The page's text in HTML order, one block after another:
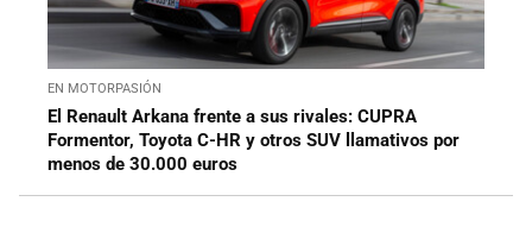
EN MOTORPASIÓN
El Renault Arkana frente a sus rivales: CUPRA
Formentor, Toyota C-HR y otros SUV llamativos por
menos de 30.000 euros